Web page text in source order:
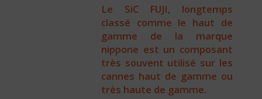
Le SiC FUJI, longtemps
classé comme le haut de
gamme de la marque
nippone est un composant
très souvent utilisé sur les
cannes haut de gamme ou
très haute de gamme.